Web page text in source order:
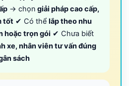
→ chọn giải pháp cao cấp,
tốt ✔ Có thể lắp theo nhu
hoặc trọn gói ✔ Chưa biết
xe, nhân viên tư vấn đúng
sách